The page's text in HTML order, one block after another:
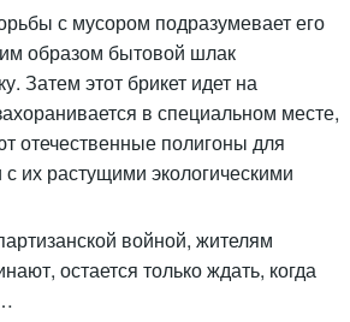
с мусором подразумевает его
образом бытовой шлак
Затем этот брикет идет на
в специальном месте,
отечественные полигоны для
их растущими экологическими
войной, жителям
остается только ждать, когда